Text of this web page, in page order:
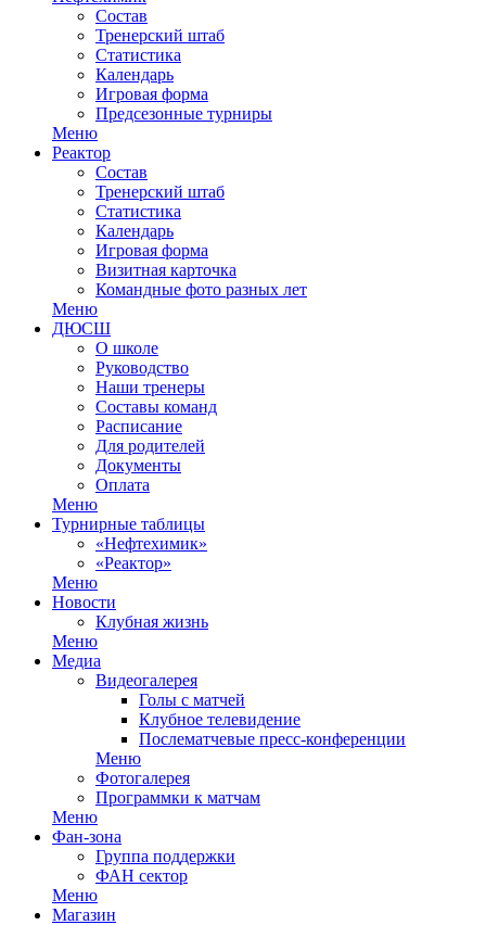
Состав
Тренерский штаб
Статистика
Календарь
Игровая форма
Предсезонные турниры
Меню
Реактор
Состав
Тренерский штаб
Статистика
Календарь
Игровая форма
Визитная карточка
Командные фото разных лет
Меню
ДЮСШ
О школе
Руководство
Наши тренеры
Составы команд
Расписание
Для родителей
Документы
Оплата
Меню
Турнирные таблицы
«Нефтехимик»
«Реактор»
Меню
Новости
Клубная жизнь
Меню
Медиа
Видеогалерея
Голы с матчей
Клубное телевидение
Послематчевые пресс-конференции
Меню
Фотогалерея
Программки к матчам
Меню
Фан-зона
Группа поддержки
ФАН сектор
Меню
Магазин